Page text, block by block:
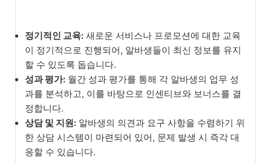
정기적인 교육: 새로운 서비스나 프로모션에 대한 교육
이 정기적으로 진행되어, 알바생들이 최신 정보를 유지
할 수 있도록 돕습니다.
성과 평가: 월간 성과 평가를 통해 각 알바생의 업무 성
과를 분석하고, 이를 바탕으로 인센티브와 보너스를 결
정합니다.
상담 및 지원: 알바생의 의견과 요구 사항을 수렴하기 위
한 상담 시스템이 마련되어 있어, 문제 발생 시 즉각 대
응할 수 있습니다.